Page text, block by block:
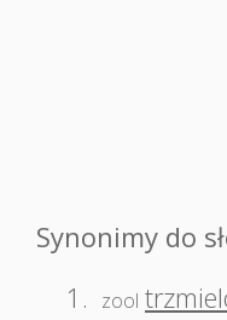
Synonimy do
1.
zool